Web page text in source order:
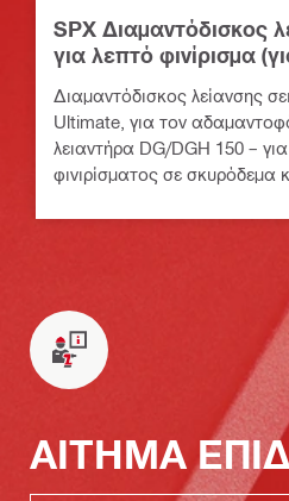
SPX Διαμαντόδισκος
για λεπτό φινίρισμα
Διαμαντόδισκος λείανσης
Ultimate, για τον
λειαντήρα DG/DGH 150 –
φινιρίσματος σε σκυρόδεμα
ΑΙΤΗΜΑ